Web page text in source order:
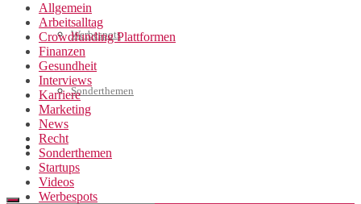
Werbespots
Sonderthemen
Geschäftskonto eröffnen
Allgemein
Arbeitsalltag
Crowdfunding Plattformen
Finanzen
Gesundheit
Interviews
Karriere
Marketing
News
Recht
Sonderthemen
Startups
Videos
Werbespots